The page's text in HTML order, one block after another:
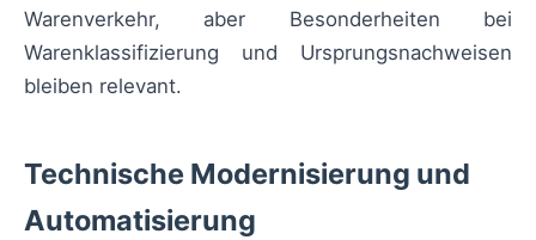
Warenverkehr, aber Besonderheiten bei
Warenklassifizierung und Ursprungsnachweisen
bleiben relevant.
Technische Modernisierung und
Automatisierung